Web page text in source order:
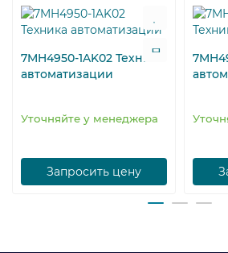
7MH4950-1AK02 Техника
автоматизации
Уточняйте у менеджера
Запросить цену